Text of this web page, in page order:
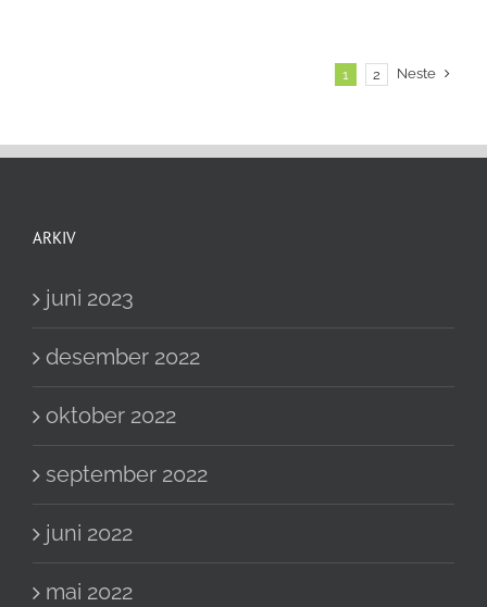
1 2 Neste
ARKIV
juni 2023
desember 2022
oktober 2022
september 2022
juni 2022
mai 2022